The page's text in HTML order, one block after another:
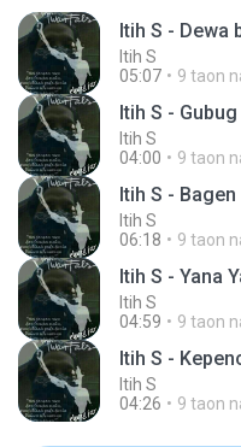
Itih S - Dewa
Itih S
05:07
9 taon
Itih S -
Itih S
04:00
9 taon
Itih S -
Itih S
06:18
9 taon
Itih S - Yana
Itih S
04:59
9 taon
Itih S -
Itih S
04:26
9 taon